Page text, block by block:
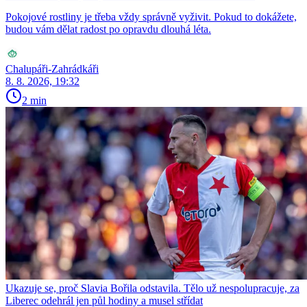
Pokojové rostliny je třeba vždy správně vyživit. Pokud to dokážete,
budou vám dělat radost po opravdu dlouhá léta.
Chalupáři-Zahrádkáři
8. 8. 2026, 19:32
2 min
Ukazuje se, proč Slavia Bořila odstavila. Tělo už nespolupracuje, za
Liberec odehrál jen půl hodiny a musel střídat